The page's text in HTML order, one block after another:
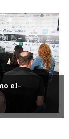
el